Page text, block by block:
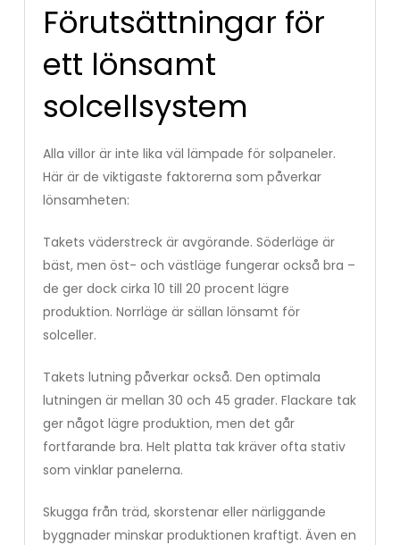
Förutsättningar för
ett lönsamt
solcellsystem
Alla villor är inte lika väl lämpade för solpaneler.
Här är de viktigaste faktorerna som påverkar
lönsamheten:
Takets väderstreck är avgörande. Söderläge är
bäst, men öst- och västläge fungerar också bra –
de ger dock cirka 10 till 20 procent lägre
produktion. Norrläge är sällan lönsamt för
solceller.
Takets lutning påverkar också. Den optimala
lutningen är mellan 30 och 45 grader. Flackare tak
ger något lägre produktion, men det går
fortfarande bra. Helt platta tak kräver ofta stativ
som vinklar panelerna.
Skugga från träd, skorstenar eller närliggande
byggnader minskar produktionen kraftigt. Även en